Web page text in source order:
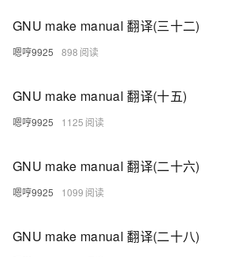
GNU make manual 翻译(三十二)
嗯哼9925 898
GNU make manual 翻译(十五)
嗯哼9925 1125
GNU make manual 翻译(二十六)
嗯哼9925 1099
GNU make manual 翻译(二十八)